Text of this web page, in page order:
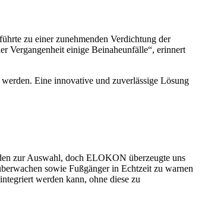
zu einer zunehmenden Verdichtung der
Vergangenheit einige Beinaheunfälle“, erinnert
Eine innovative und zuverlässige Lösung
zur Auswahl, doch ELOKON überzeugte uns
sowie Fußgänger in Echtzeit zu warnen
werden kann, ohne diese zu